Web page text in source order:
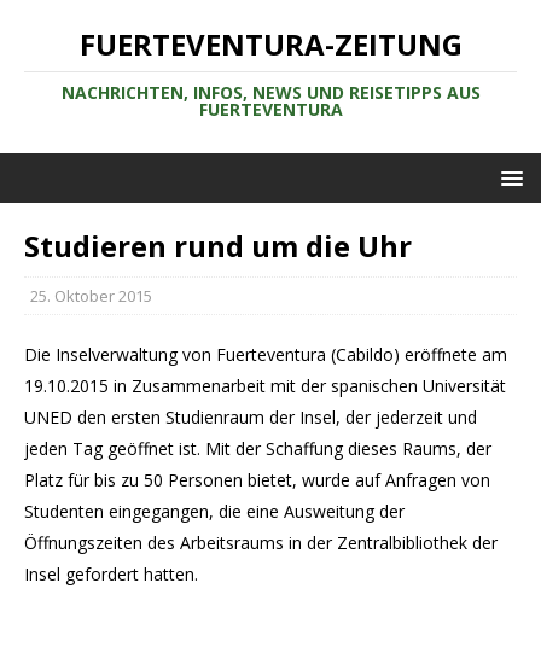
FUERTEVENTURA-ZEITUNG
NACHRICHTEN, INFOS, NEWS UND REISETIPPS AUS
FUERTEVENTURA
Studieren rund um die Uhr
25. Oktober 2015
Die Inselverwaltung von Fuerteventura (Cabildo) eröffnete am
19.10.2015 in Zusammenarbeit mit der spanischen Universität
UNED den ersten Studienraum der Insel, der jederzeit und
jeden Tag geöffnet ist. Mit der Schaffung dieses Raums, der
Platz für bis zu 50 Personen bietet, wurde auf Anfragen von
Studenten eingegangen, die eine Ausweitung der
Öffnungszeiten des Arbeitsraums in der Zentralbibliothek der
Insel gefordert hatten.